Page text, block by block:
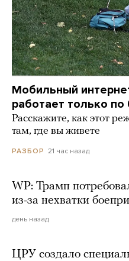
Мобильный
работает только
Расскажите, как этот
там, где вы живете
РАЗБОР 21 час назад
WP: Трамп
из-за нехватки
день назад
ЦРУ создало